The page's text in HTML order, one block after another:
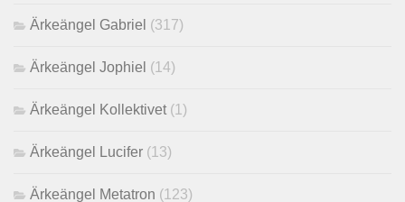
Ärkeängel Gabriel (317)
Ärkeängel Jophiel (14)
Ärkeängel Kollektivet(1)
Ärkeängel Lucifer (13)
Ärkeängel Metatron (123)